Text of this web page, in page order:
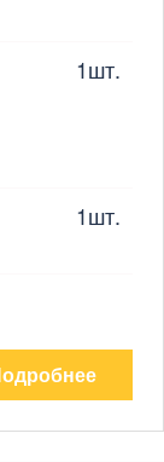
1шт.
1шт.